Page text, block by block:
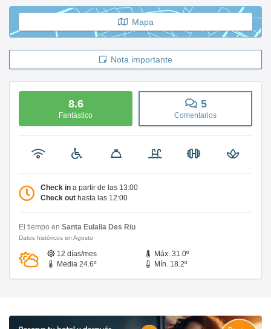
Mapa
Nota importante
8.6
Fantástico
5
Comentarios
Check in a partir de las 13:00
Check out hasta las 12:00
El tiempo en Santa Eulalia Des Riu
Datos históricos en Agosto
12 días/mes
Máx. 31.0º
Media 24.6º
Mín. 18.2º